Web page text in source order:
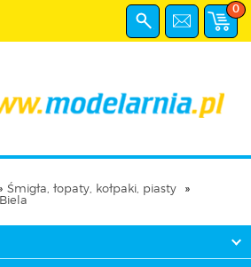
0
Śmigła, łopaty, kołpaki, piasty
Biela